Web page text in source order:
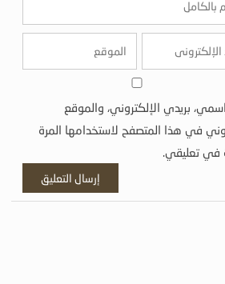
بريدي الإلكتروني، والموقع
في هذا المتصفح لاستخدامها المرة
في تعليقي.